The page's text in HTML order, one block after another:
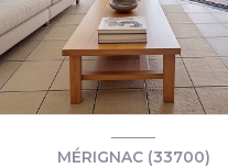
MÉRIGNAC (33700)